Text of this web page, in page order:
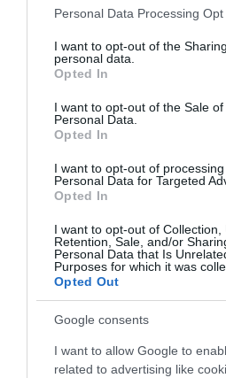
Please note that this website/app
not limited to your visit or usage
grant or deny consent to Google
use your data for below specified
consent section.
Personal Data Processing
I want to opt-out of the
personal data.
Opted In
I want to opt-out of the Sale of
Personal Data.
Opted In
I want to opt-out of
Personal Data for Targeted
Opted In
I want to opt-out of Collection,
Retention, Sale, and/or
Personal Data that Is
Purposes for which it was
Opted Out
Google consents
I want to allow Google to
related to advertising like
Εύβοια: Πότε θα γίνει ο
καθιερωμένος έρανος για το
08.08.2026 | 19:40
Ο Αλέξης Τσίπρας
οικονομικό πρόγραμμα της
στη Θεσσαλονίκη
Κάνεις δεν ξεχνά τι έζησε η
Εύβοια πριν πέντε χρόνια
Σε δημοπρασία η μπάλα των
ιστορικών γκολ του
τηγανίζουμε ψάρια του
κάνετε το τέλειο
μαγείρεμα
Στα άκρα η κόντρα
Λιόλιου-Romeo: Η
απάντηση μετά την
ανακοίνωση του
νυχτερινού κέντρου
Η